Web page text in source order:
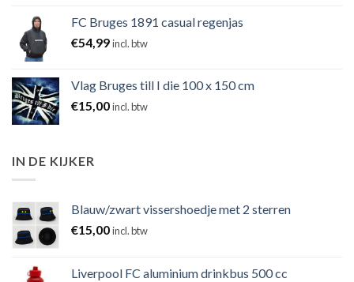
FC Bruges 1891 casual regenjas
€54,99incl. btw
Vlag Bruges till I die 100 x 150 cm
€15,00incl. btw
IN DE KIJKER
Blauw/zwart vissershoedje met 2 sterren
€15,00incl. btw
Liverpool FC aluminium drinkbus 500 cc